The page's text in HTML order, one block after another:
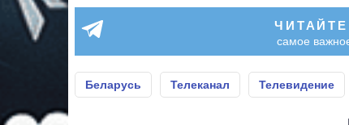
ЧИТАЙТЕ
самое
Беларусь Телеканал Телевидение